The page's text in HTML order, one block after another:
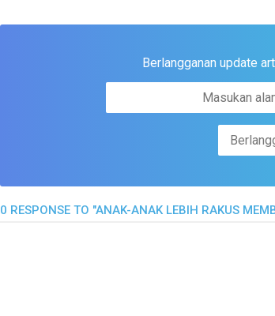
Berlangganan update
0 RESPONSE TO "ANAK-ANAK LEBIH RAKUS